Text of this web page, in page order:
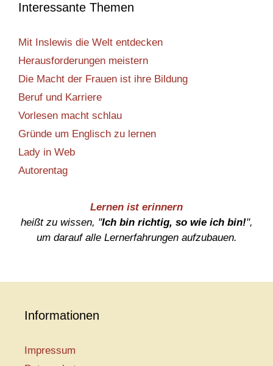
Interessante Themen
Mit Inslewis die Welt entdecken
Herausforderungen meistern
Die Macht der Frauen ist ihre Bildung
Beruf und Karriere
Vorlesen macht schlau
Gründe um Englisch zu lernen
Lady in Web
Autorentag
Lernen ist erinnern
heißt zu wissen, "Ich bin richtig, so wie ich bin!",
um darauf alle Lernerfahrungen aufzubauen.
Informationen
Impressum